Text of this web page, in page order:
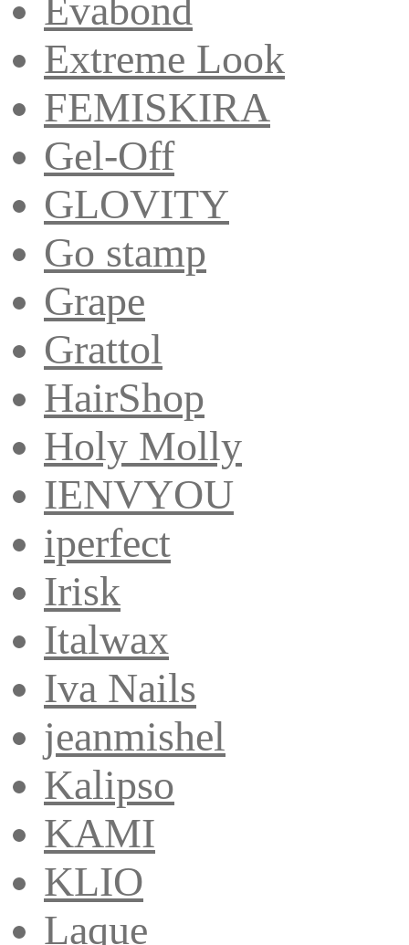
Evabond
Extreme Look
FEMISKIRA
Gel-Off
GLOVITY
Go stamp
Grape
Grattol
HairShop
Holy Molly
IENVYOU
iperfect
Irisk
Italwax
Iva Nails
jeanmishel
Kalipso
KAMI
KLIO
Laque